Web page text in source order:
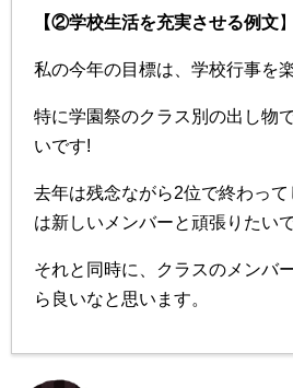
【②学校生活を充実させる例文】
私の今年の目標は、学校行事を
特に学園祭のクラス別の出し物
いです!
去年は残念ながら2位で終わっ
は新しいメンバーと頑張りたいで
それと同時に、クラスのメンバ
ら良いなと思います。